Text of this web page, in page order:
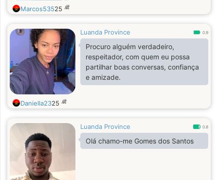
Marcos53525 歳
Luanda Province 0.9
Procuro alguém verdadeiro,
respeitador, com quem eu possa
partilhar boas conversas, confiança
e amizade.
Daniella2325 歳
Luanda Province 0.8
Olá chamo-me Gomes dos Santos